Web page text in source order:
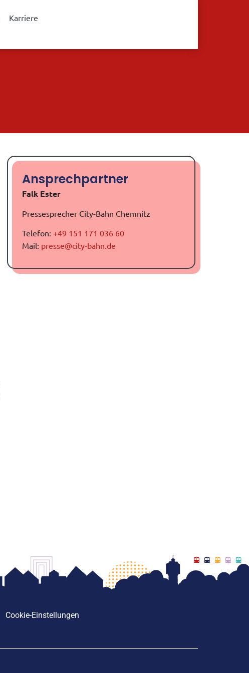
Karriere
Ansprechpartner
Falk Ester
Pressesprecher City-Bahn Chemnitz
Telefon: +49 151 171 036 60
Mail: presse@city-bahn.de
Cookie-Einstellungen